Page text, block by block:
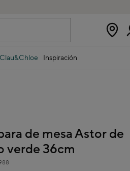
Clau&Chloe Inspiración
de mesa Astor de
verde 36cm